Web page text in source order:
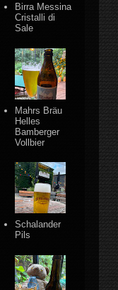
Birra Messina
Cristalli di
Sale
Mahrs Bräu
Helles
Bamberger
Vollbier
Schalander
Pils